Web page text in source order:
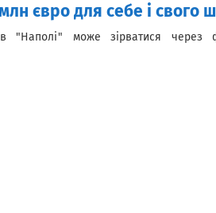
євро для себе і свого
"Наполі" може зірватися через